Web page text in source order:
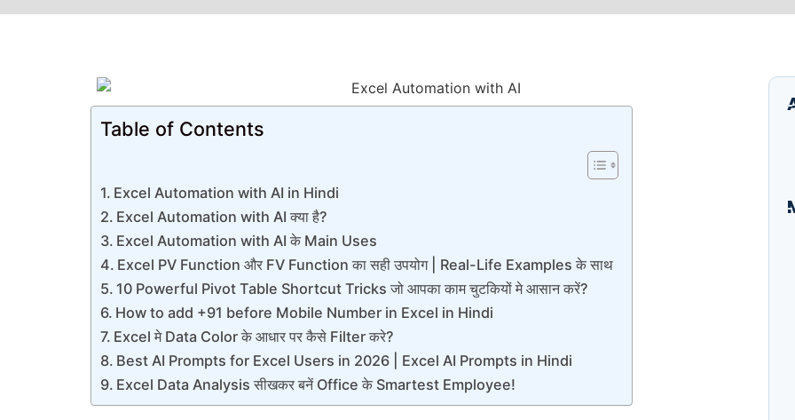
Table of Contents
Excel Automation with AI in Hindi
Excel Automation with AI क्या है?
Excel Automation with AI के Main Uses
Excel PV Function और FV Function का सही उपयोग | Real-Life Examples के साथ
10 Powerful Pivot Table Shortcut Tricks जो आपका काम चुटकियों मे आसान करें?
How to add +91 before Mobile Number in Excel in Hindi
Excel मे Data Color के आधार पर कैसे Filter करे?
Best AI Prompts for Excel Users in 2026 | Excel AI Prompts in Hindi
Excel Data Analysis सीखकर बनें Office के Smartest Employee!